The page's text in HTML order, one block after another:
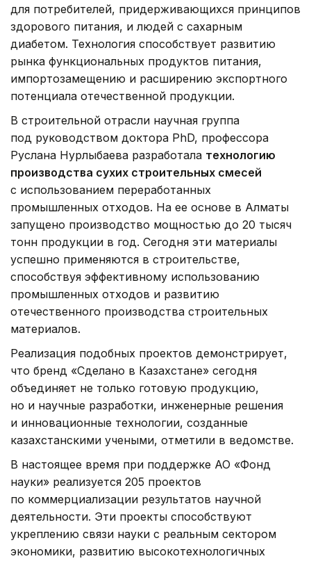
для потребителей, придерживающихся принципов
здорового питания, и людей с сахарным
диабетом. Технология способствует развитию
рынка функциональных продуктов питания,
импортозамещению и расширению экспортного
потенциала отечественной продукции.
В строительной отрасли научная группа
под руководством доктора PhD, профессора
Руслана Нурлыбаева разработала технологию
производства сухих строительных смесей
с использованием переработанных
промышленных отходов. На ее основе в Алматы
запущено производство мощностью до 20 тысяч
тонн продукции в год. Сегодня эти материалы
успешно применяются в строительстве,
способствуя эффективному использованию
промышленных отходов и развитию
отечественного производства строительных
материалов.
Реализация подобных проектов демонстрирует,
что бренд «Сделано в Казахстане» сегодня
объединяет не только готовую продукцию,
но и научные разработки, инженерные решения
и инновационные технологии, созданные
казахстанскими учеными, отметили в ведомстве.
В настоящее время при поддержке АО «Фонд
науки» реализуется 205 проектов
по коммерциализации результатов научной
деятельности. Эти проекты способствуют
укреплению связи науки с реальным сектором
экономики, развитию высокотехнологичных